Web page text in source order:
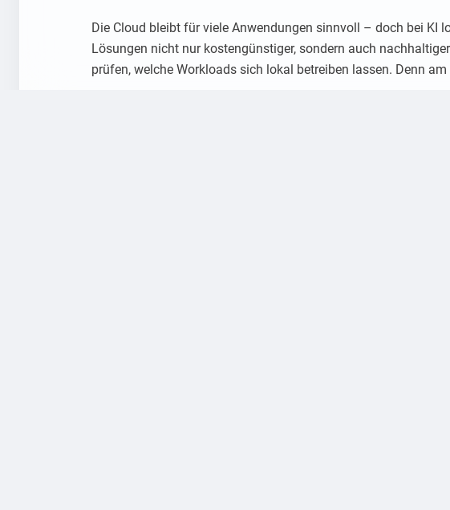
Die Cloud bleibt für viele Anwendungen sinnvoll – doch bei KI
Lösungen nicht nur kostengünstiger, sondern auch
prüfen, welche Workloads sich lokal betreiben lassen. Denn